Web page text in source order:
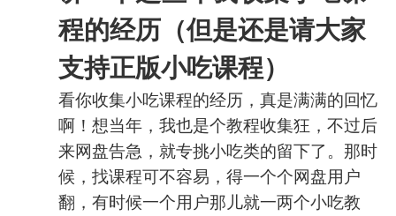
程的经历（但是还是请大家
支持正版小吃课程）
看你收集小吃课程的经历，真是满满的回忆
啊！想当年，我也是个教程收集狂，不过后
来网盘告急，就专挑小吃类的留下了。那时
候，找课程可不容易，得一个个网盘用户
翻，有时候一个用户那儿就一两个小吃教